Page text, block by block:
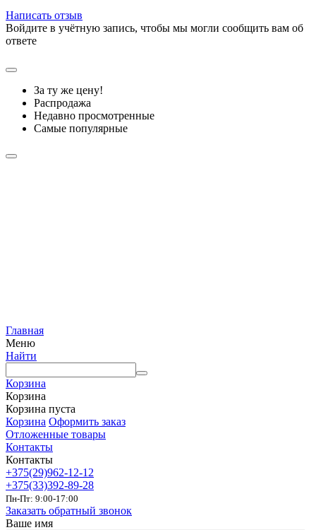
Написать отзыв
Войдите в учётную запись, чтобы мы могли сообщить вам об
ответе
За ту же цену!
Распродажа
Недавно просмотренные
Самые популярные
Главная
Меню
Найти
Корзина
Корзина
Корзина пуста
Корзина Оформить заказ
Отложенные товары
Контакты
Контакты
+375(29)962-12-12
+375(33)392-89-28
Пн-Пт: 9:00-17:00
Заказать обратный звонок
Ваше имя